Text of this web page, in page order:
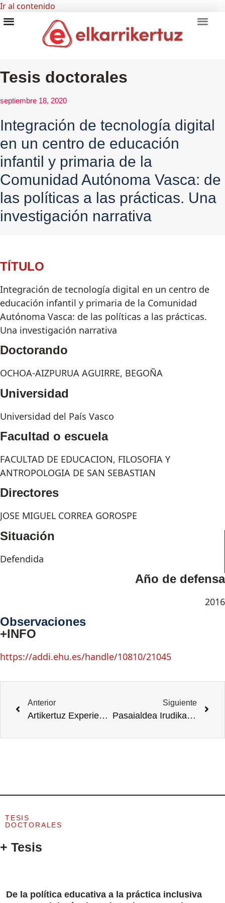
Ir al contenido
Tesis doctorales
septiembre 18, 2020
Integración de tecnología digital
en un centro de educación
infantil y primaria de la
Comunidad Autónoma Vasca: de
las políticas a las prácticas. Una
investigación narrativa
TÍTULO
Integración de tecnología digital en un centro de
educación infantil y primaria de la Comunidad
Autónoma Vasca: de las políticas a las prácticas.
Una investigación narrativa
Doctorando
OCHOA-AIZPURUA AGUIRRE, BEGOÑA
Universidad
Universidad del País Vasco
Facultad o escuela
FACULTAD DE EDUCACION, FILOSOFIA Y
ANTROPOLOGIA DE SAN SEBASTIAN
Directores
JOSE MIGUEL CORREA GOROSPE
Situación
Defendida
Año de defensa
2016
Observaciones
+INFO
https://addi.ehu.es/handle/10810/21045
Anterior
Artikertuz Experience: Que conocimiento generamos a partir de la relación Universidad-Escuela.
Siguiente
Pasaialdea Irudikatzen, estudio de caso: Museo, narración transmedia y pedagogía pública en la cultura de la participación.
TESIS
DOCTORALES
+ Tesis
De la política educativa a la práctica inclusiva